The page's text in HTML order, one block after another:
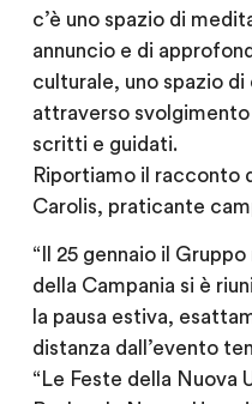
c’è uno spazio di
annuncio e di
culturale, uno spazio
attraverso
scritti e guidati.
Riportiamo il racconto
Carolis, praticante
“Il 25 gennaio il
della Campania si è
la pausa estiva,
distanza dall’evento
“Le Feste della Nuova